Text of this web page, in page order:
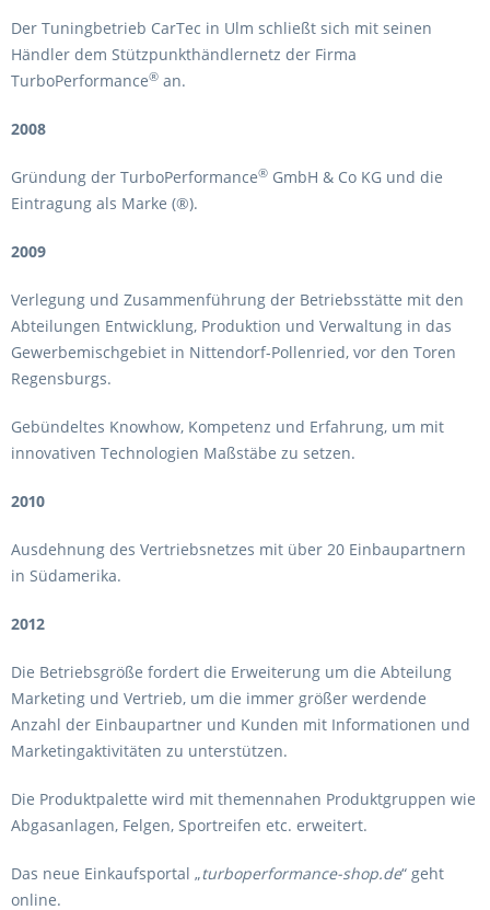
Der Tuningbetrieb CarTec in Ulm schließt sich mit seinen
Händler dem Stützpunkthändlernetz der Firma
TurboPerformance® an.
2008
Gründung der TurboPerformance® GmbH & Co KG und die
Eintragung als Marke (®).
2009
Verlegung und Zusammenführung der Betriebsstätte mit den
Abteilungen Entwicklung, Produktion und Verwaltung in das
Gewerbemischgebiet in Nittendorf-Pollenried, vor den Toren
Regensburgs.
Gebündeltes Knowhow, Kompetenz und Erfahrung, um mit
innovativen Technologien Maßstäbe zu setzen.
2010
Ausdehnung des Vertriebsnetzes mit über 20 Einbaupartnern
in Südamerika.
2012
Die Betriebsgröße fordert die Erweiterung um die Abteilung
Marketing und Vertrieb, um die immer größer werdende
Anzahl der Einbaupartner und Kunden mit Informationen und
Marketingaktivitäten zu unterstützen.
Die Produktpalette wird mit themennahen Produktgruppen wie
Abgasanlagen, Felgen, Sportreifen etc. erweitert.
Das neue Einkaufsportal „turboperformance-shop.de“ geht
online.